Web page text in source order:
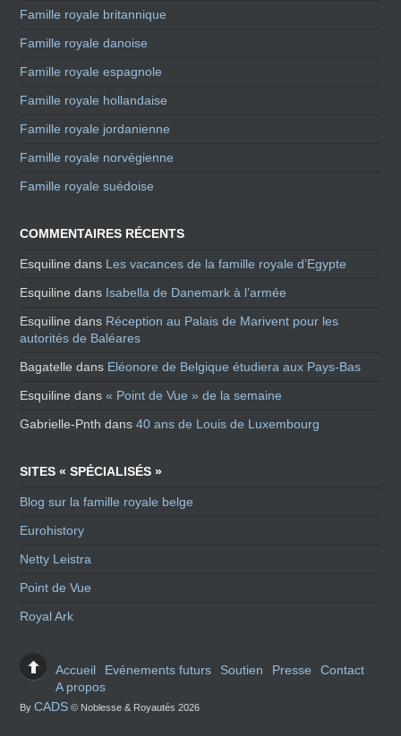
Famille royale britannique
Famille royale danoise
Famille royale espagnole
Famille royale hollandaise
Famille royale jordanienne
Famille royale norvégienne
Famille royale suédoise
COMMENTAIRES RÉCENTS
Esquiline dans Les vacances de la famille royale d’Egypte
Esquiline dans Isabella de Danemark à l’armée
Esquiline dans Réception au Palais de Marivent pour les
autorités de Baléares
Bagatelle dans Eléonore de Belgique étudiera aux Pays-Bas
Esquiline dans« Point de Vue » de la semaine
Gabrielle-Pnth dans40 ans de Louis de Luxembourg
SITES « SPÉCIALISÉS »
Blog sur la famille royale belge
Eurohistory
Netty Leistra
Point de Vue
Royal Ark
Accueil Evénements futurs Soutien Presse
Contact
A propos
ByCADS © Noblesse & Royautés 2026